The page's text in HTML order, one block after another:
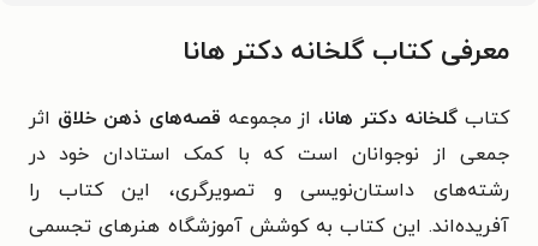
معرفی کتاب گلخانه دکتر هانا
کتاب گلخانه دکتر هانا، از مجموعه قصه‌های ذهن خلاق اثر
جمعی از نوجوانان است که با کمک استادان خود در
رشته‌های داستان‌نویسی و تصویرگری، این کتاب را
آفریده‌اند. این کتاب به کوشش آموزشگاه هنرهای تجسمی